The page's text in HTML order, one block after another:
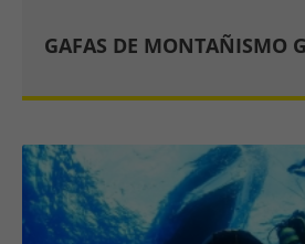
GAFAS DE MONTAÑISMO